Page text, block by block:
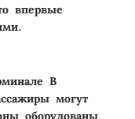
впервые
B
могут
оборудованы